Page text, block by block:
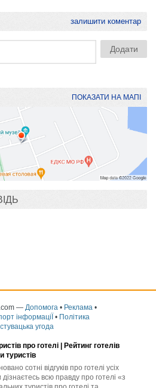
залишити коментар
ПОКАЗАТИ НА МАПІ
— Допомога • Реклама •
інформаціЇ • Політика
угода
про готелі | Рейтинг готелів
туристів
сотні відгуків про готелі усіх
всю правду про готелі «з